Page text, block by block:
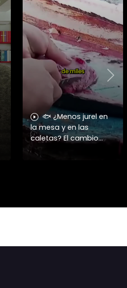
🐟 ¿Menos jurel en
la mesa y en las
caletas? El cambio
climático y El Niño
alteran las aguas